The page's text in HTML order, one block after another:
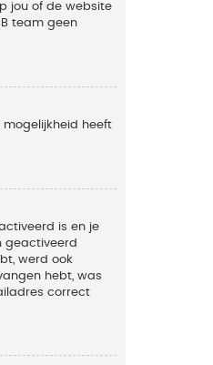
jou of de website
team geen
heeft
is en je
geactiveerd
werd ook
hebt, was
correct